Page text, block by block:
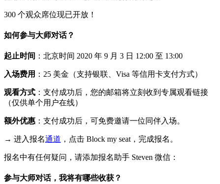
300 个观众席位现已开放！
如何参与大师对话？
起止时间 ：北京时间 2020 年 9 月 3 日 12:00 至 13:00
入场费用 ：25 美金（支持银联、Visa 等信用卡支付方式）
观看方式 ：支付成功后，您的邮箱将立刻收到专属观看链接
（仅供单个用户在线）
额外优惠 ：支付成功后，可免费邀请一位同伴入场。
→ 进入报名通道 ，点击 Block my seat，完成报名。
报名中有任何疑问，请添加报名助手 Steven 微信：
参与大师对话，我将有哪些收获？